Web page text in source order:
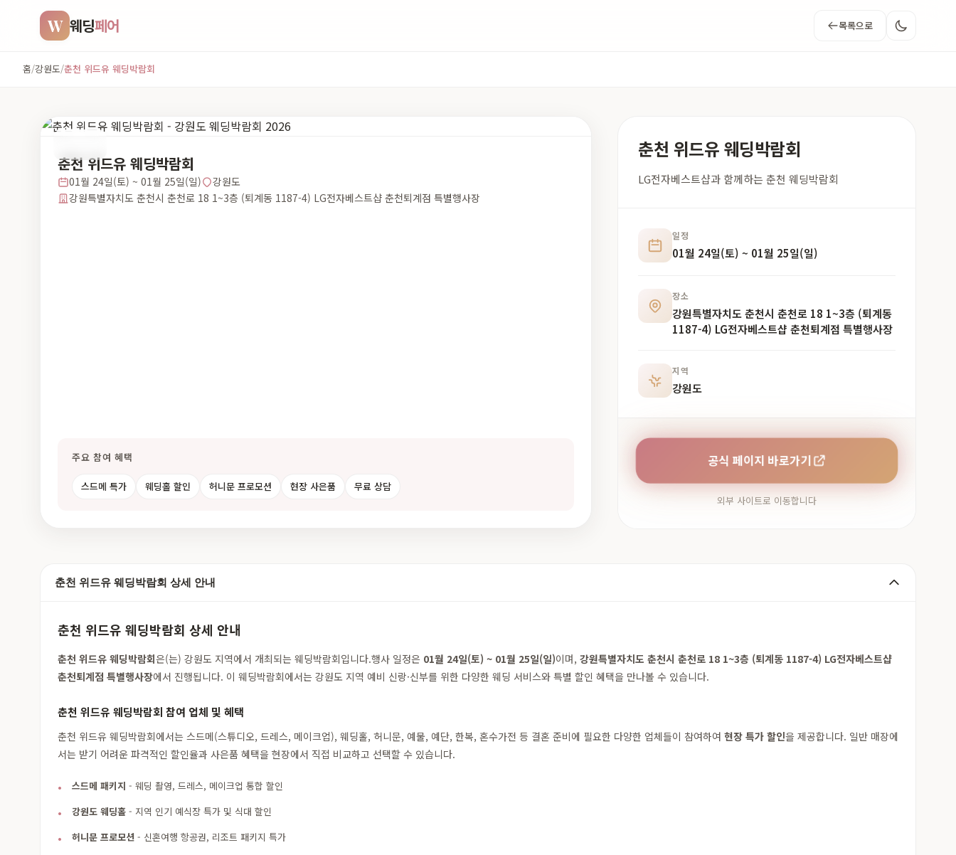
W 웨딩페어 목록으로
홈/강원도/춘천 위드유 웨딩박람회
춘천 위드유 웨딩박람회
01월 24일(토) ~ 01월 25일(일)
강원도
강원특별자치도 춘천시 춘천로 18 1~3층 (퇴계동 1187-4) LG전자베스트샵 춘천퇴계점 특별행사장
주요 참여 혜택
스드메 특가 웨딩홀 할인 허니문 프로모션 현장 사은품 무료 상담
춘천 위드유 웨딩박람회
LG전자베스트샵과 함께하는 춘천 웨딩박람회
일정
01월 24일(토) ~ 01월 25일(일)
장소
강원특별자치도 춘천시 춘천로 18 1~3층 (퇴계동
1187-4) LG전자베스트샵 춘천퇴계점 특별행사장
지역
강원도
공식 페이지 바로가기
외부 사이트로 이동합니다
춘천 위드유 웨딩박람회 상세 안내
춘천 위드유 웨딩박람회 상세 안내
춘천 위드유 웨딩박람회은(는) 강원도 지역에서 개최되는 웨딩박람회입니다.행사 일정은 01월 24일(토) ~ 01월 25일(일)이며, 강원특별자치도 춘천시 춘천로 18 1~3층 (퇴계동 1187-4) LG전자베스트샵
춘천퇴계점 특별행사장에서 진행됩니다. 이 웨딩박람회에서는 강원도 지역 예비 신랑·신부를 위한 다양한 웨딩 서비스와 특별 할인 혜택을 만나볼 수 있습니다.
춘천 위드유 웨딩박람회 참여 업체 및 혜택
춘천 위드유 웨딩박람회에서는 스드메(스튜디오, 드레스, 메이크업), 웨딩홀, 허니문, 예물, 예단, 한복, 혼수가전 등 결혼 준비에 필요한 다양한 업체들이 참여하여 현장 특가 할인을 제공합니다. 일반 매장에
서는 받기 어려운 파격적인 할인율과 사은품 혜택을 현장에서 직접 비교하고 선택할 수 있습니다.
스드메 패키지 - 웨딩 촬영, 드레스, 메이크업 통합 할인
강원도 웨딩홀 - 지역 인기 예식장 특가 및 식대 할인
허니문 프로모션 - 신혼여행 항공권, 리조트 패키지 특가